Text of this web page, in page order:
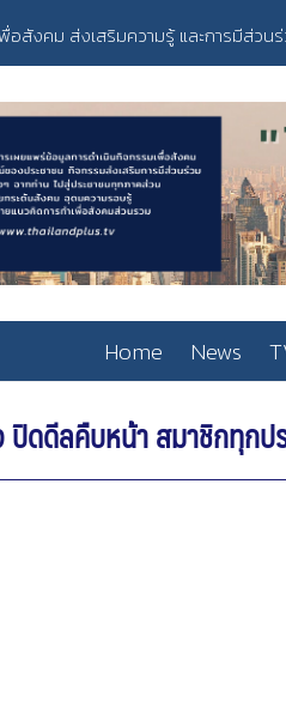
อสังคม ส่งเสริมความรู้ และการมีส่วน
Home News
ปิดดีลคืบหน้า สมาชิกทุกป